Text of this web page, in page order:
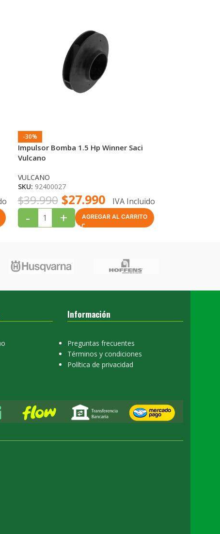
-30%
Impulsor Bomba 1.5 Hp Winner Saci
Vulcano
VULCANO
SKU: 92400027
$39.990 $27.990 IVA Incluido
- + AGREGAR AL CARRITO
Información
Preguntas frecuentes
Términos y condiciones
Política de privacidad